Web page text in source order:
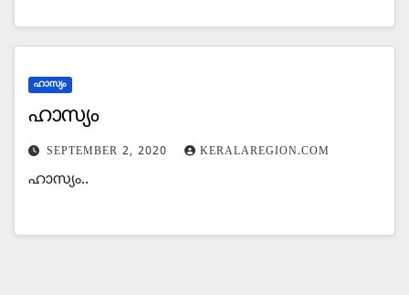
ഹാസ്യം
ഹാസ്യം
SEPTEMBER 2, 2020 KERALAREGION.COM
ഹാസ്യം..